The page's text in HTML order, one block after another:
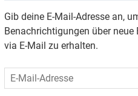
Gib deine E-Mail-Adresse an,
Benachrichtigungen über neue
via E-Mail zu erhalten.
E-
Mail-